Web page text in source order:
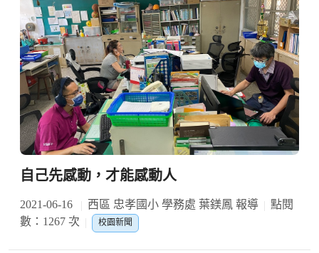
自己先感動，才能感動人
2021-06-16 西區 忠孝國小 學務處 葉鎂鳳 報導
點閱
數：1267 次
校園新聞